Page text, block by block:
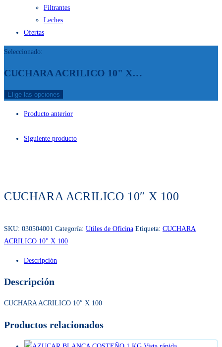
Edulcorantes
Filtrantes
Leches
Ofertas
SKU:030504001 Categoría:
Productos relacionados